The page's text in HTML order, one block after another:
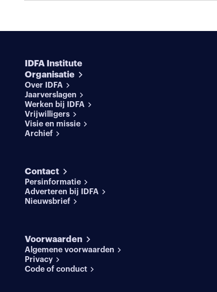
IDFA Institute
Organisatie
Over IDFA
Jaarverslagen
Werken bij IDFA
Vrijwilligers
Visie en missie
Archief
Contact
Persinformatie
Adverteren bij IDFA
Nieuwsbrief
Voorwaarden
Algemene voorwaarden
Privacy
Code of conduct